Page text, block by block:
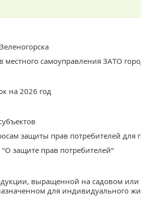
местного самоуправления ЗАТО
на 2026 год
защиты прав потребителей для
защите прав потребителей"
выращенной на садовом или
для индивидуального